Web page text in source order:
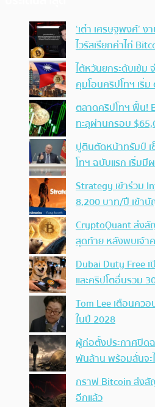
‘เต๋า เศรษฐพงศ์’ ง
ไวรัสเรียกค่าไถ่
ไต้หวันยกระดับเข้ม
คุมโอนคริปโทฯ เริ่
ตลาดคริปโทฯ ฟื้น!
ทะลุผ่านกรอบ
ปูตินตัดหน้าทรัมป์
โทฯ ฉบับแรก เริ่ม
Strategy เข้าร่วม
8,200 บาท/ปี เข้า
CryptoQuant ส่ง
สุดท้าย หลังพบเจ้าค
Dubai Duty Free
และคริปโตอื่นรวม
Tom Lee เตือนคว
ในปี 2028
ผู้ก่อตั้งประกาศปิด
พันล้าน พร้อมลั่นจะ
กราฟ Bitcoin ส่ง
อีกแล้ว